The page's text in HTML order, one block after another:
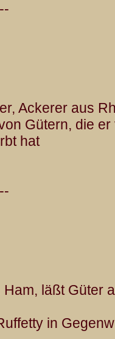
Ackerer aus
Gütern, die
hat
läßt Güter
in